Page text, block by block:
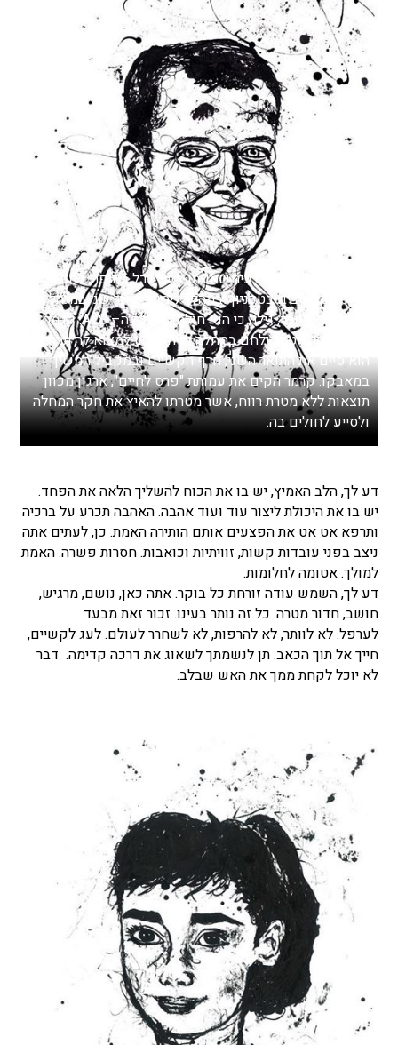
אביחי קרמר – הינו צעיר שאפתן אשר גדל בחיפה, למד
הנדסת מחשבים בטכניון ובמהלך לימודי תואר שני במנהל
עסקים בהרוורד, גילה כי הוא חולה במחלת ה– ALS. קרמר
ההמום, החליט להילחם במחלה והיה נחוש למצוא לה תרופה.
הוא סיים את התואר השני, חרף הקשיים ובמקביל המשיך
במאבקו. קרמר הקים את עמותת "פרס לחיים", ארגון מכוון
תוצאות ללא מטרת רווח, אשר מטרתו להאיץ את חקר המחלה
ולסייע לחולים בה.
דע לך, הלב האמיץ, יש בו את הכוח להשליך הלאה את הפחד.
יש בו את היכולת ליצור עוד ועוד אהבה. האהבה תכרע על ברכיה
ותרפא אט אט את הפצעים אותם הותירה האמת. כן, לעתים אתה
ניצב בפני עובדות קשות, זוויתיות וכואבות. חסרות פשרה. האמת
למולך. אטומה לחלומות.
דע לך, השמש עודה זורחת כל בוקר. אתה כאן, נושם, מרגיש,
חושב, חדור מטרה. כל זה נותר בעינו. זכור זאת מבעד
לערפל. לא לוותר, לא להרפות, לא לשחרר לעולם. לעג לקשיים,
חייך אל תוך הכאב. תן לנשמתך לשאוג את דרכה קדימה. דבר
לא יוכל לקחת ממך את האש שבלב.